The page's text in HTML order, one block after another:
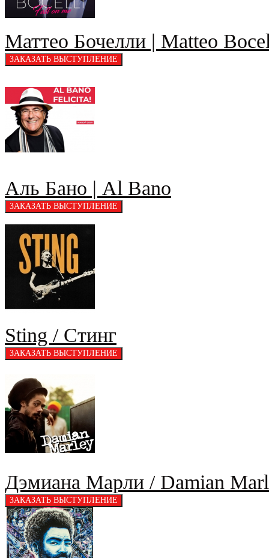
Маттео Бочелли | Matteo
Аль Бано | Al Bano
Sting / Стинг
Дэмиана Марли / Damian